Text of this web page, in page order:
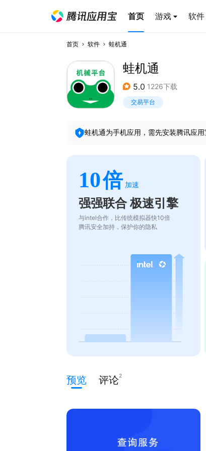
首页 游戏 软件
首页 软件 蛙机通
蛙机通
5.0 1226下载
交易平台
蛙机通为手机应用，需先安装腾讯应
10倍 加速
强强联合 极速引擎
与intel合作，比传统模拟器快10倍
腾讯安全加持，保护你的隐私
预览 评论2